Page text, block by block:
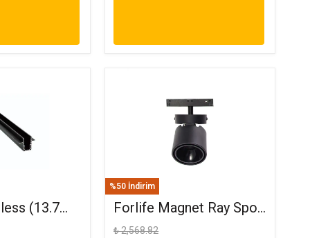
(13.7
1
%50 İndirim
Forlife Magnet Ray Spot
Armatür 10W 4000K Ilık
₺ 2,568.82